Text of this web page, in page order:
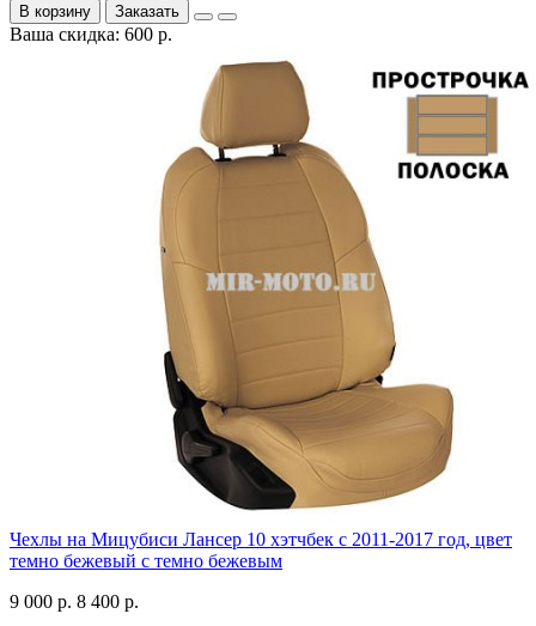
В корзину Заказать
Ваша скидка: 600 р.
Чехлы на Мицубиси Лансер 10 хэтчбек с 2011-2017 год, цвет
темно бежевый с темно бежевым
9 000 р. 8 400 р.